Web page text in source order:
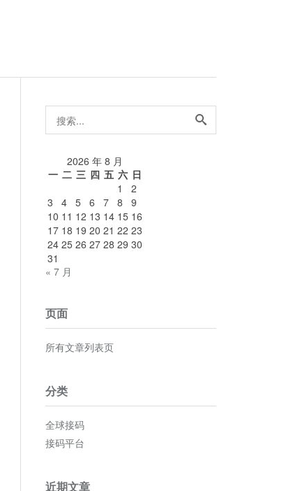
搜
索...
2026 年 8 月
一 二 三 四 五 六 日
1
2
3
4 5 6 7 8
9
10 11 12 13 14 15 16
17 18 19 20 21 22 23
24 25 26 27 28 29 30
31
« 7 月
页面
所有文章列表页
分类
全球接码
接码平台
近期文章